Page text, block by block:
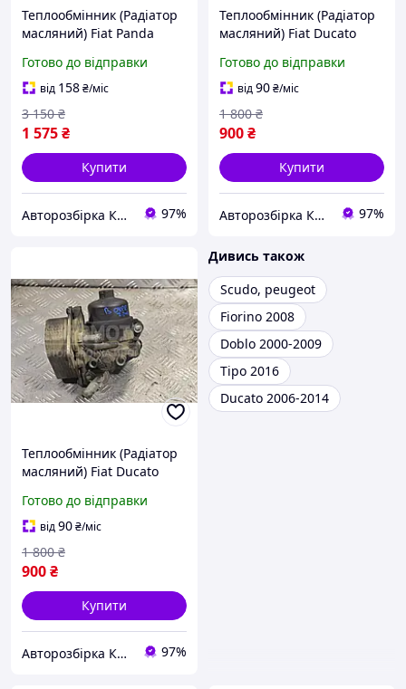
Теплообмінник (Радіатор
масляний) Fiat Panda
Готово до відправки
від 158₴/міс
1 575₴
3 150 ₴
Купити
Авторозбірка Київ б/у автозапчастини 97%
Теплообмінник (Радіатор
масляний) Fiat Ducato
180608
Готово до відправки
від90₴/міс
900₴
1 800 ₴
Купити
Авторозбірка Київ б/у автозапчастини 97%
Теплообмінник (Радіатор
масляний) Fiat Ducato
6790978920 185589
Готово до відправки
від90₴/міс
900₴
1 800 ₴
Купити
Авторозбірка Київ б/у автозапчастини 97%
Дивись також
Scudo, peugeot
Fiorino 2008
Doblo 2000-2009
Tipo 2016
Ducato 2006-2014